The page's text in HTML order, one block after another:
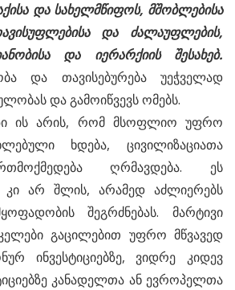
და სახელმწიფოს, მშობლებისა
და ძალაუფლების,
და იერარქიის შესახებ.
და თავისებურება უეჭველად
და გამოიწვევს ომებს.
ის არის, რომ მსოფლიო უფრო
ხდება, ცივილიზაციათა
ღრმავდება. ეს
კი არ შლის, არამედ აძლიერებს
შეგრძნებას. მარტივი
გაცილებით უფრო მწვავედ
ინვესტიციებზე, ვიდრე კიდევ
კანადელთა ან ევროპელთა